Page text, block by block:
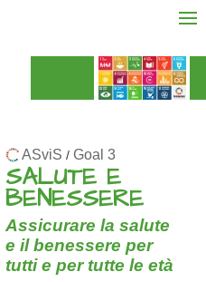
ASviS / Goal 3
SALUTE E
BENESSERE
Assicurare la salute
e il benessere per
tutti e per tutte le età